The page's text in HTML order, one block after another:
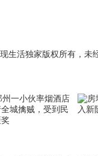
活独家版权所有，